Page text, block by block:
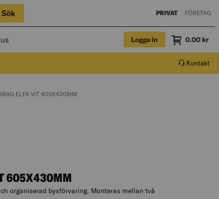
Sök PRIVAT FÖRETAG
Logga in Varukorg.
Summa
0.00 kr
Kontakt
PAGE:ELFA VIT 605X430MM
605X430MM
organiserad byxförvaring. Monteras mellan två